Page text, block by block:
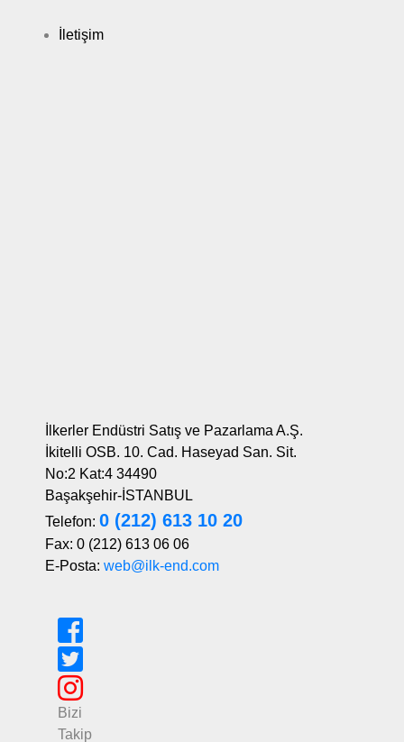
İletişim
İlkerler Endüstri Satış ve Pazarlama A.Ş.
İkitelli OSB. 10. Cad. Haseyad San. Sit.
No:2 Kat:4 34490
Başakşehir-İSTANBUL
Telefon: 0 (212) 613 10 20
Fax: 0 (212) 613 06 06
E-Posta: web@ilk-end.com
Bizi
Takip